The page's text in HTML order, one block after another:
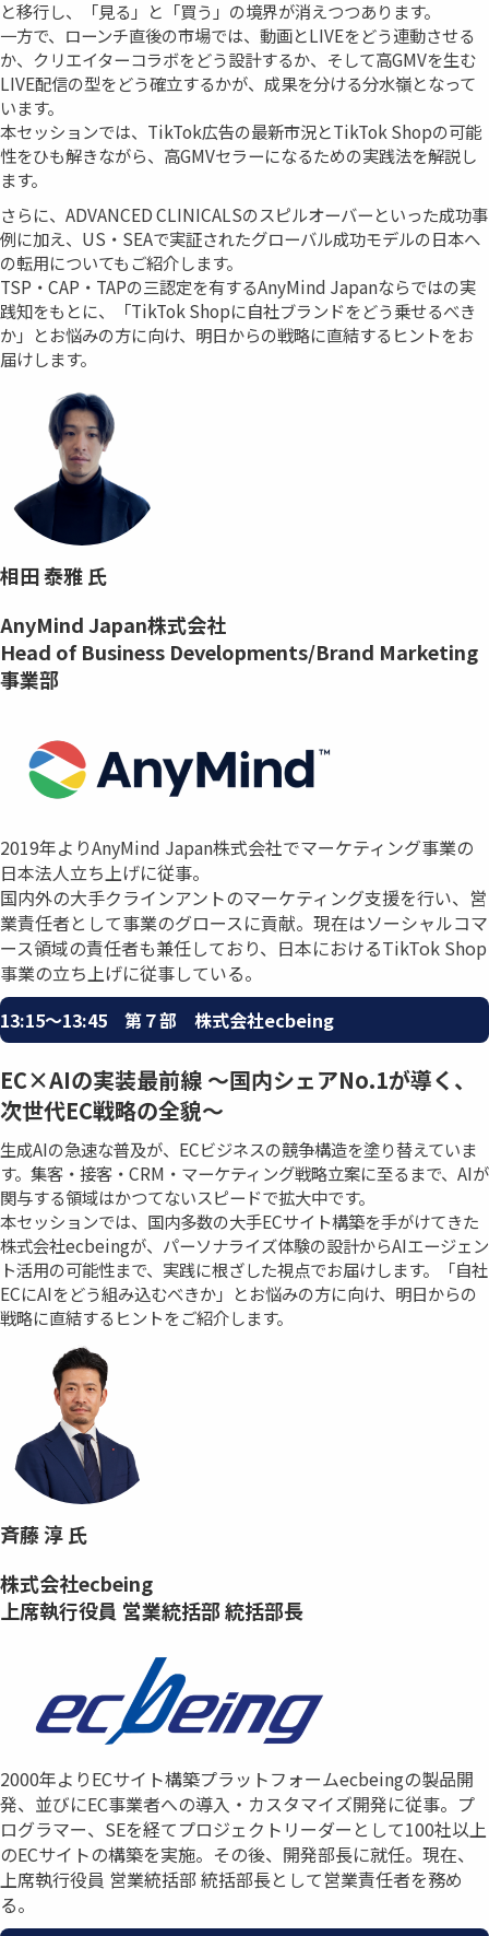
と移行し、「見る」と「買う」の境界が消えつつあります。
一方で、ローンチ直後の市場では、動画とLIVEをどう連動させる
か、クリエイターコラボをどう設計するか、そして高GMVを生む
LIVE配信の型をどう確立するかが、成果を分ける分水嶺となって
います。
本セッションでは、TikTok広告の最新市況とTikTok Shopの可能
性をひも解きながら、高GMVセラーになるための実践法を解説し
ます。
さらに、ADVANCED CLINICALSのスピルオーバーといった成功事
例に加え、US・SEAで実証されたグローバル成功モデルの日本へ
の転用についてもご紹介します。
TSP・CAP・TAPの三認定を有するAnyMind Japanならではの実
践知をもとに、「TikTok Shopに自社ブランドをどう乗せるべき
か」とお悩みの方に向け、明日からの戦略に直結するヒントをお
届けします。
相田 泰雅 氏
AnyMind Japan株式会社
Head of Business Developments/Brand Marketing
事業部
2019年よりAnyMind Japan株式会社でマーケティング事業の
日本法人立ち上げに従事。
国内外の大手クラインアントのマーケティング支援を行い、営
業責任者として事業のグロースに貢献。現在はソーシャルコマ
ース領域の責任者も兼任しており、日本におけるTikTok Shop
事業の立ち上げに従事している。
13:15〜13:45 第７部 株式会社ecbeing
EC×AIの実装最前線 ～国内シェアNo.1が導く、
次世代EC戦略の全貌～
生成AIの急速な普及が、ECビジネスの競争構造を塗り替えていま
す。集客・接客・CRM・マーケティング戦略立案に至るまで、AIが
関与する領域はかつてないスピードで拡大中です。
本セッションでは、国内多数の大手ECサイト構築を手がけてきた
株式会社ecbeingが、パーソナライズ体験の設計からAIエージェン
ト活用の可能性まで、実践に根ざした視点でお届けします。「自社
ECにAIをどう組み込むべきか」とお悩みの方に向け、明日からの
戦略に直結するヒントをご紹介します。
斉藤 淳 氏
株式会社ecbeing
上席執行役員​ 営業統括部 統括部長​
2000年よりECサイト構築プラットフォームecbeingの製品開
発、並びに​EC事業者への導入・カスタマイズ開発に従事。​プ
ログラマー、SEを経てプロジェクトリーダーとして100社以上
の​ECサイトの構築を実施。その後、開発部長に就任。​現在、
上席執行役員 営業統括部 統括部長として営業責任者を務め
る。